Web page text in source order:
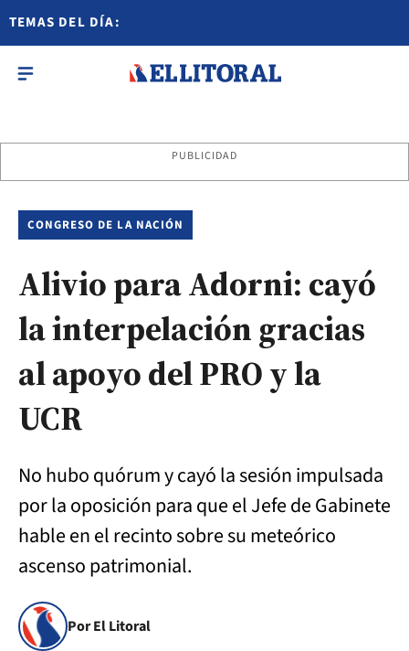
TEMAS DEL DÍA:
PUBLICIDAD
CONGRESO DE LA NACIÓN
Alivio para Adorni: cayó
la interpelación gracias
al apoyo del PRO y la
UCR
No hubo quórum y cayó la sesión impulsada
por la oposición para que el Jefe de Gabinete
hable en el recinto sobre su meteórico
ascenso patrimonial.
Por El Litoral